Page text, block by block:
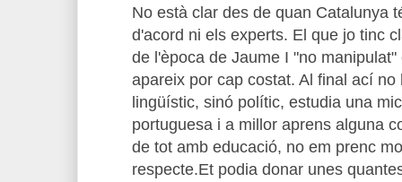
No està clar des de quan Catalunya
d'acord ni els experts. El que jo tinc
de l'època de Jaume I "no
apareix por cap costat. Al final ací no
lingüístic, sinó polític, estudia una
portuguesa i a millor aprens alguna
de tot amb educació, no em prenc
respecte.Et podia donar unes